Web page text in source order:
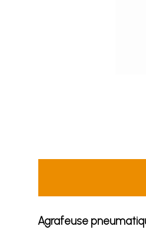
Agrafeuse